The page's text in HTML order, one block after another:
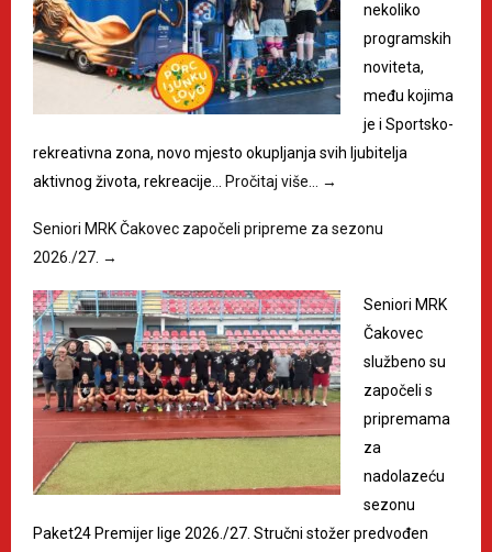
nekoliko
programskih
noviteta,
među kojima
je i Sportsko-
rekreativna zona, novo mjesto okupljanja svih ljubitelja
aktivnog života, rekreacije… Pročitaj više… →
Seniori MRK Čakovec započeli pripreme za sezonu
2026./27. →
Seniori MRK
Čakovec
službeno su
započeli s
pripremama
za
nadolazeću
sezonu
Paket24 Premijer lige 2026./27. Stručni stožer predvođen